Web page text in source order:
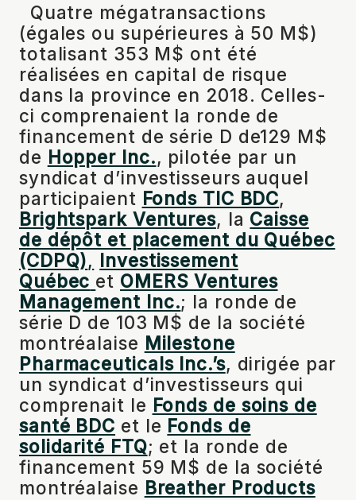
Quatre mégatransactions
(égales ou supérieures à 50 M$)
totalisant 353 M$ ont été
réalisées en capital de risque
dans la province en 2018. Celles-
ci comprenaient la ronde de
financement de série D de129 M$
de Hopper Inc., pilotée par un
syndicat d’investisseurs auquel
participaient Fonds TIC BDC,
Brightspark Ventures, la Caisse
de dépôt et placement du Québec
(CDPQ), Investissement
Québec et OMERS Ventures
Management Inc.; la ronde de
série D de 103 M$ de la société
montréalaise Milestone
Pharmaceuticals Inc.’s, dirigée par
un syndicat d’investisseurs qui
comprenait le Fonds de soins de
santé BDC et le Fonds de
solidarité FTQ; et la ronde de
financement 59 M$ de la société
montréalaise Breather Products